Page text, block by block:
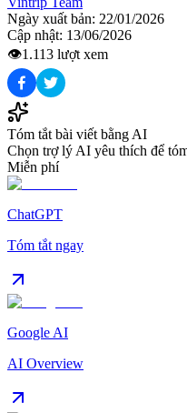
Ngày xuất bản: 22/01/2026
Cập nhật: 13/06/2026
👁️1.113 lượt xem
Tóm tắt bài viết bằng AI
Chọn trợ lý AI yêu thích để
Miễn phí
ChatGPT
Tóm tắt ngay
Google AI
AI Overview